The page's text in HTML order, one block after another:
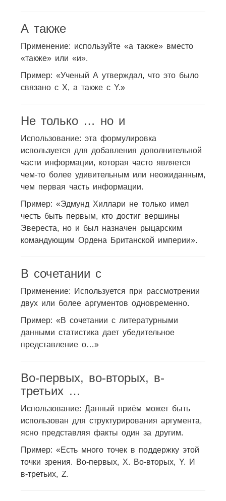
А также
Применение: используйте «а также» вместо
«также» или «и».
Пример: «Ученый А утверждал, что это было
связано с X, а также с Y.»
Не только … но и
Использование: эта формулировка
используется для добавления дополнительной
части информации, которая часто является
чем-то более удивительным или неожиданным,
чем первая часть информации.
Пример: «Эдмунд Хиллари не только имел
честь быть первым, кто достиг вершины
Эвереста, но и был назначен рыцарским
командующим Ордена Британской империи».
В сочетании с
Применение: Используется при рассмотрении
двух или более аргументов одновременно.
Пример: «В сочетании с литературными
данными статистика дает убедительное
представление о…»
Во-первых, во-вторых, в-
третьих …
Использование: Данный приём может быть
использован для структурирования аргумента,
ясно представляя факты один за другим.
Пример: «Есть много точек в поддержку этой
точки зрения. Во-первых, X. Во-вторых, Y. И
в-третьих, Z.